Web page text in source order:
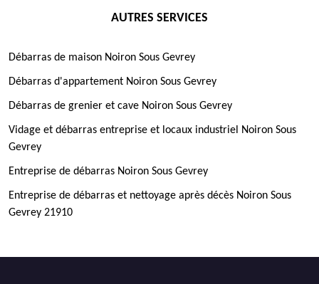
AUTRES SERVICES
Débarras de maison Noiron Sous Gevrey
Débarras d'appartement Noiron Sous Gevrey
Débarras de grenier et cave Noiron Sous Gevrey
Vidage et débarras entreprise et locaux industriel Noiron Sous
Gevrey
Entreprise de débarras Noiron Sous Gevrey
Entreprise de débarras et nettoyage après décès Noiron Sous
Gevrey 21910